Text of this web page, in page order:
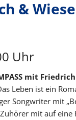
&
Uhr
mit
Leben ist ein
Songwriter mit
mit auf eine